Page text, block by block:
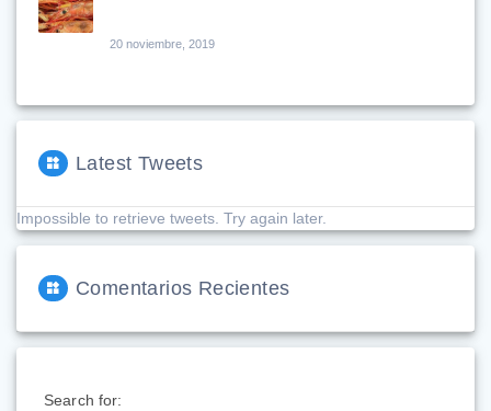
20 noviembre, 2019
Latest Tweets
Impossible to retrieve tweets. Try again later.
Comentarios Recientes
Search for: